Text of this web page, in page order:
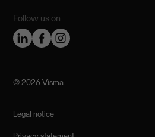
Follow us on
©️ 2026 Visma
Legal notice